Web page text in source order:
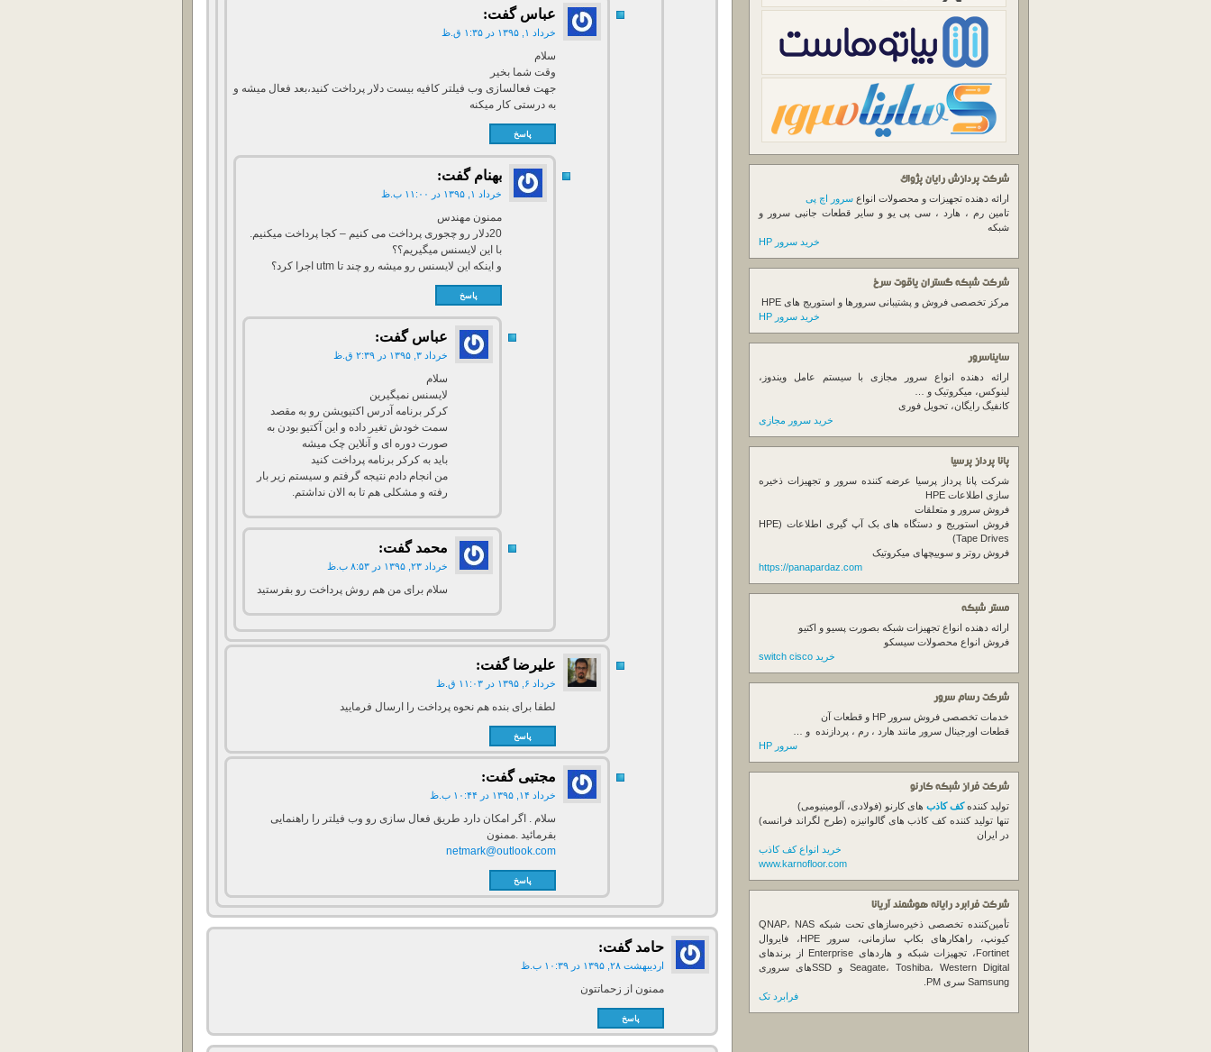
شرکت پردازش رایان پژواک
ارائه دهنده تجهیزات و محصولات انواع سرور اچ پی
تامین رم ، هارد ، سی پی یو و سایر قطعات جانبی سرور و
شبکه
خرید سرور HP
شرکت شبکه گستران یاقوت سرخ
مرکز تخصصی فروش و پشتیبانی سرورها و استوریج های HPE
خرید سرور HP
سایناسرور
ارائه دهنده انواع سرور مجازی با سیستم عامل ویندوز،
لینوکس، میکروتیک و …
کانفیگ رایگان، تحویل فوری
خرید سرور مجازی
پانا پرداز پرسیا
شرکت پانا پرداز پرسیا عرضه کننده سرور و تجهیزات ذخیره
سازی اطلاعات HPE
فروش سرور و متعلقات
فروش استوریج و دستگاه های بک آپ گیری اطلاعات (HPE
Tape Drives)
فروش روتر و سوییچهای میکروتیک
https://panapardaz.com
مستر شبکه
ارائه دهنده انواع تجهیزات شبکه بصورت پسیو و اکتیو
فروش انواع محصولات سیسکو
خرید switch cisco
شرکت رسام سرور
خدمات تخصصی فروش سرور
قطعات اورجینال سرور مانند هارد ، رم ، پردازنده و …
سرور HP
شرکت فراز شبکه کارنو
تولید کنندهکف کاذب های کارنو (فولادی، آلومینیومی)
تنها تولید کننده کف کاذب های گالوانیزه (طرح لگراند فرانسه)
در ایران
خرید انواع کف کاذب
www.karnofloor.com
شرکت فرابرد رایانه هوشمند آریانا
تأمین‌کننده تخصصی ذخیره‌سازهای تحت شبکه QNAP، NAS
کیونپ، راهکارهای بکاپ سازمانی، سرور HPE، فایروال
Fortinet، تجهیزات شبکه و هاردهای Enterprise از برندهای
Seagate، Toshiba، Western Digital و SSDهای سروری
Samsung سری PM.
فرابرد تک
عباس گفت:
خرداد ۱, ۱۳۹۵ در ۱:۳۵ ق.ظ
سلام
وقت شما بخیر
جهت فعالسازی وب فیلتر کافیه بیست دلار پرداخت کنید،بعد فعال میشه و
به درستی کار میکنه
پاسخ
بهنام گفت:
خرداد ۱, ۱۳۹۵ در ۱۱:۰۰ ب.ظ
ممنون مهندس
20دلار رو چجوری پرداخت می کنیم – کجا پرداخت میکنیم.
با این لایسنس میگیریم؟؟
و اینکه این لایسنس رو میشه رو چند تا utm اجرا کرد؟
پاسخ
عباس گفت:
خرداد ۳, ۱۳۹۵ در ۲:۳۹ ق.ظ
سلام
لایسنس نمیگیرین
کرکر برنامه آدرس اکتیویشن رو به مقصد
سمت خودش تغیر داده و این آکتیو بودن به
صورت دوره ای و آنلاین چک میشه
باید به کرکر برنامه پرداخت کنید
من انجام دادم نتیجه گرفتم و سیستم زیر بار
رفته و مشکلی هم تا به الان نداشتم.
محمد گفت:
خرداد ۲۳, ۱۳۹۵ در ۸:۵۳ ب.ظ
سلام برای من هم روش پرداخت رو بفرستید
علیرضا گفت:
خرداد ۶, ۱۳۹۵ در ۱۱:۰۳ ق.ظ
لطفا برای بنده هم نحوه پرداخت را ارسال فرمایید
پاسخ
مجتبی گفت:
خرداد ۱۴, ۱۳۹۵ در ۱۰:۴۴ ب.ظ
سلام . اگر امکان دارد طریق فعال سازی رو وب فیلتر را راهنمایی
بفرمائید .ممنون
netmark@outlook.com
پاسخ
حامد گفت:
اردیبهشت ۲۸, ۱۳۹۵ در ۱۰:۳۹ ب.ظ
ممنون از زحماتتون
پاسخ